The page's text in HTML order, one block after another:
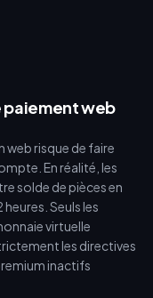
paiement web
risque de faire
En réalité, les
solde de pièces en
Seuls les
virtuelle
les directives
inactifs